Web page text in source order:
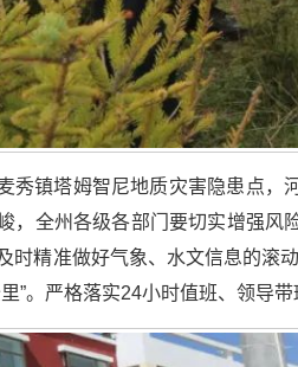
秀镇塔姆智尼地质灾害隐患点，
，全州各级各部门要切实增强风
时精准做好气象、水文信息的滚
”。严格落实24小时值班、领导